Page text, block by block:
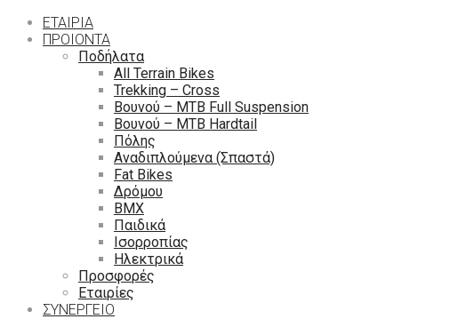
ΕΤΑΙΡΙΑ
ΠΡΟΙΟΝΤΑ
Ποδήλατα
All Terrain Bikes
Trekking – Cross
Βουνού – MTB Full Suspension
Βουνού – MTB Hardtail
Πόλης
Αναδιπλούμενα (Σπαστά)
Fat Bikes
Δρόμου
ΒΜΧ
Παιδικά
Ισορροπίας
Ηλεκτρικά
Προσφορές
Εταιρίες
ΣΥΝΕΡΓΕΙΟ